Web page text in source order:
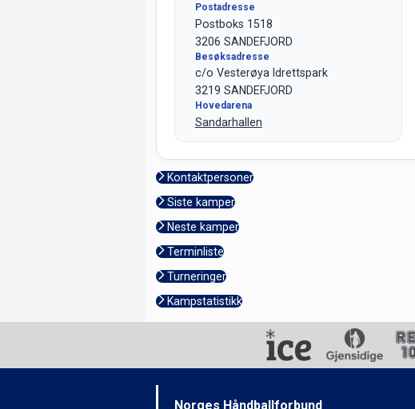
Postadresse
Postboks 1518
3206 SANDEFJORD
Besøksadresse
c/o Vesterøya Idrettspark
3219 SANDEFJORD
Hovedarena
Sandarhallen
Kontaktpersoner
Siste kamper
Neste kamper
Terminliste
Turneringer
Kampstatistikk
Norges Håndballforbund